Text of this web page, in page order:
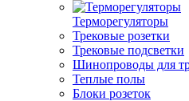
Терморегуляторы
Трековые розетки
Трековые подсветки
Шинопроводы для
Теплые полы
Блоки розеток